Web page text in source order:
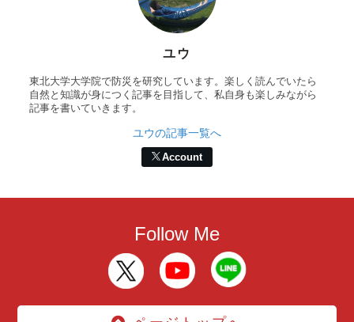
ユウ
東北大学大学院で防災を研究しています。楽しく読んでいたら
自然と知識が身につく記事を目指して、私自身も楽しみながら
記事を書いていきます。
ユウの記事一覧へ
Account
Follow Me